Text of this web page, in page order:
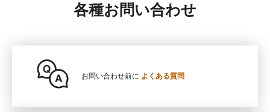
各種お問い合わせ
お問い合わせ前に よくある質問